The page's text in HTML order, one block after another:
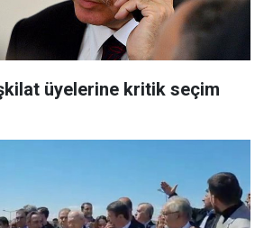
üyelerine kritik seçim